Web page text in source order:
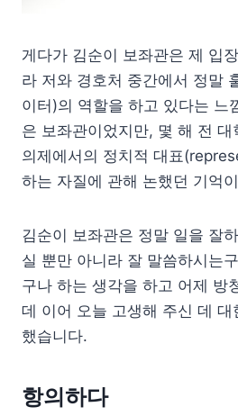
게다가 김순이 보좌관은 제 입
라 저와 경호처 중간에서 정말
이터)의 역할을 하고 있다는 느
은 보좌관이었지만, 몇 해 전 대
의제에서의 정치적 대표
하는 자질에 관해 논했던 기억
김순이 보좌관은 정말 일을 잘
실 뿐만 아니라 잘 말씀하시는
구나 하는 생각을 하고 어제 방
데 이어 오늘 고생해 주신 데 대
했습니다.
항의하다